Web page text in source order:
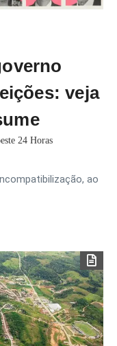
veja
24 Horas
ao